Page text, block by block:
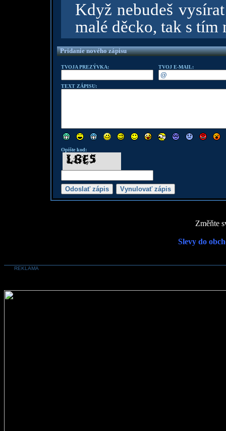
Když nebudeš
malé děcko, tak s tím
Pridanie nového zápisu
TVOJA PREZÝVKA: TVOJ E-MAIL:
TEXT ZÁPISU:
Opište kod:
Změňte
Slevy do
REKLAMA